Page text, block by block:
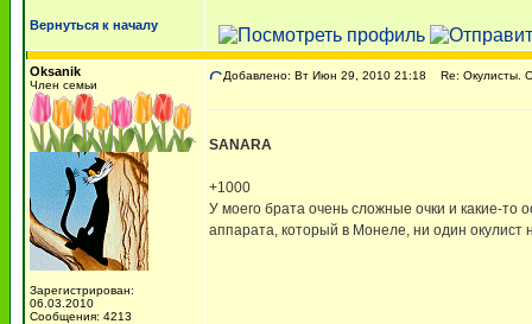
Вернуться к началу
Oksanik
Член семьи
Зарегистрирован:
06.03.2010
Сообщения: 4213
Добавлено: Вт Июн 29, 2010 21:18 Re: Окулисты.
SANARA
+1000
У моего брата очень сложные очки и какие-то
аппарата, который в Монеле, ни один окулист